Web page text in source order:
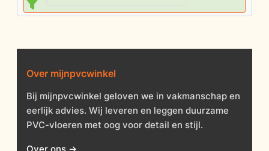
Over mijnpvcwinkel
Bij mijnpvcwinkel geloven we in vakmanschap en
eerlijk advies. Wij leveren en leggen duurzame
PVC-vloeren met oog voor detail en stijl.